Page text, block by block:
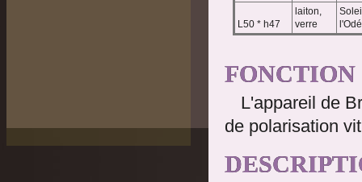
L50 * h47
laiton,
verre
FONCTION
L'appareil de
de polarisation